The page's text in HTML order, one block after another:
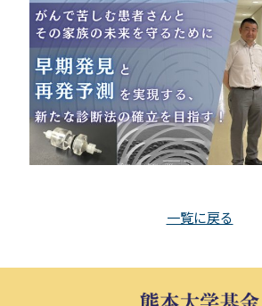
一覧に戻る
寄附の方法
WEB申込によるご寄附
クレジットカードによるご寄
附
専用払込用紙によるご寄附